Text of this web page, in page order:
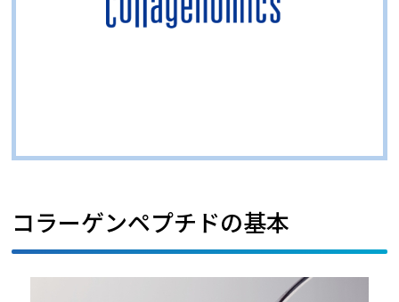
す。従来のコラーゲンペプチドとは異なり、経口摂取
コラーゲンペプチドの基本